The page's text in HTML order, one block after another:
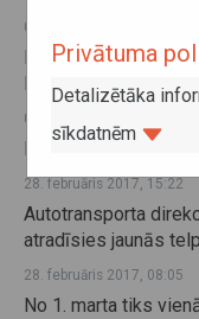
08. marts 2017, 08:50
Pasažieri varēs
PSIA Ventspils
01. marts 2017, 14:45
28. februāris 2017, 15:22
Autotransporta
atradīsies jaunās
28. februāris 2017, 08:05
No 1. marta tiks
Privātuma
Detalizētāka
sīkdatnēm